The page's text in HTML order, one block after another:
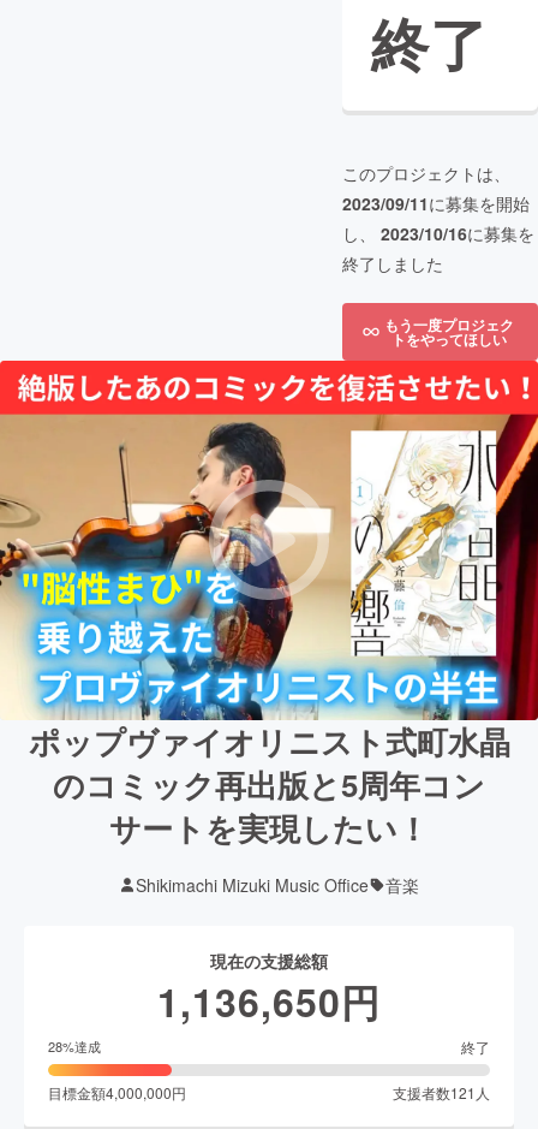
終了
このプロジェクトは、
2023/09/11に募集を開始
し、 2023/10/16に募集を
終了しました
もう一度プロジェク
トをやってほしい
ポップヴァイオリニスト式町水晶
のコミック再出版と5周年コン
サートを実現したい！
Shikimachi Mizuki Music Office 音楽
現在の支援総額
1,136,650円
28%達成 終了
目標金額4,000,000円 支援者数121 人